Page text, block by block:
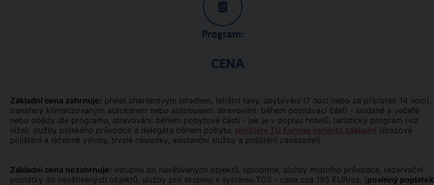
Program:
CENA
Základní cena zahrnuje: přelet charterovým letadlem, letištní taxy, ubytování (7 nocí nebo za příplatek 14 nocí),
transfery klimatizovaným autokarem nebo autobusem, stravování: během poznávací části - snídaně a večeře
nebo obědy dle programu, stravování: během pobytové části - jak je v popisu hotelů, turistický program (viz
níže), služby polského průvodce a delegáta během pobytu, pojištění TU Europa varianta základní (úrazové
pojištění a léčebné výlohy, trvalé následky, asistenční služby a pojištění zavazadel).
Základní cena nezahrnuje: vstupné do navštívených objektů, spropitné, služby místního průvodce, rezervační
poplatky do navštívených objektů, služby pro skupinu v systému TGS - cena cca 195 EUR/os. (povinný poplatek